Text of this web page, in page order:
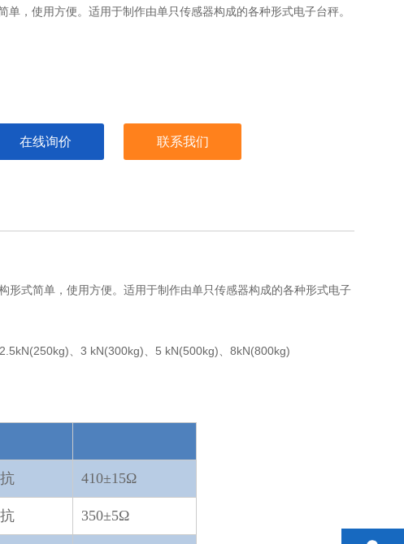
单，使用方便。适用于制作由单只传感器构成的各种形式电子台秤。
在线询价 联系我们
形式简单，使用方便。适用于制作由单只传感器构成的各种形式电子
、3 kN(300kg)、5 kN(500kg)、8kN(800kg)
410±15Ω
350±5Ω